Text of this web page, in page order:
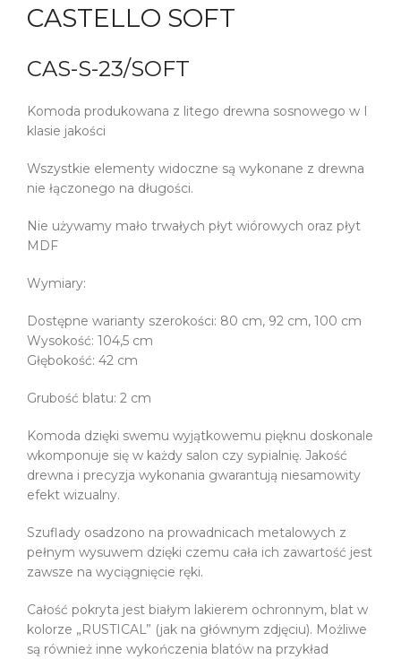
CASTELLO SOFT
CAS-S-23/SOFT
Komoda produkowana z litego drewna sosnowego w I
klasie jakości
Wszystkie elementy widoczne są wykonane z drewna
nie łączonego na długości.
Nie używamy mało trwałych płyt wiórowych oraz płyt
MDF
Wymiary:
Dostępne warianty szerokości: 80 cm, 92 cm, 100 cm
Wysokość: 104,5 cm
Głębokość: 42 cm
Grubość blatu: 2 cm
Komoda dzięki swemu wyjątkowemu pięknu doskonale
wkomponuje się w każdy salon czy sypialnię. Jakość
drewna i precyzja wykonania gwarantują niesamowity
efekt wizualny.
Szuflady osadzono na prowadnicach metalowych z
pełnym wysuwem dzięki czemu cała ich zawartość jest
zawsze na wyciągnięcie ręki.
Całość pokryta jest białym lakierem ochronnym, blat w
kolorze „RUSTICAL” (jak na głównym zdjęciu). Możliwe
są również inne wykończenia blatów na przykład